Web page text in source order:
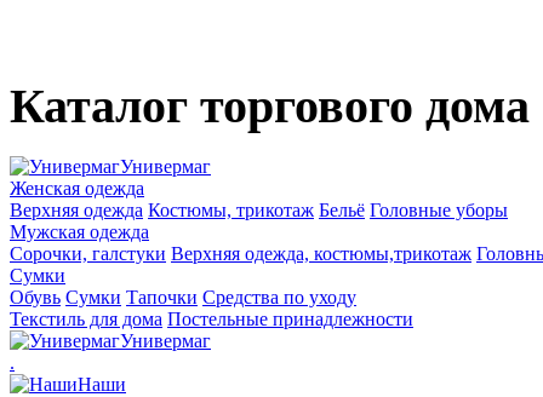
Каталог торгового дома
Универмаг
Женская одежда
Верхняя одежда Костюмы, трикотаж Бельё Головные уборы
Мужская одежда
Сорочки, галстуки Верхняя одежда, костюмы,трикотаж
Сумки
Обувь Сумки Тапочки Средства по уходу
Текстиль для дома Постельные принадлежности
Универмаг
.
Наши